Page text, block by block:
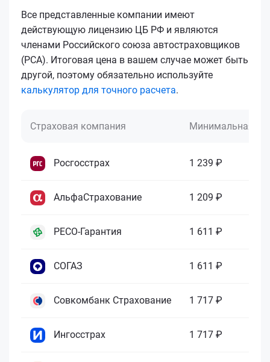
Все представленные компании имеют
действующую лицензию ЦБ РФ и являются
членами Российского союза автостраховщиков
(РСА). Итоговая цена в вашем случае может быть
другой, поэтому обязательно используйте
калькулятор для точного расчета.
Страховая компания Минимальная
Росгосстрах 1 239 ₽
АльфаСтрахование 1 209 ₽
РЕСО-Гарантия 1 611 ₽
СОГАЗ 1 611 ₽
Совкомбанк Страхование 1 717 ₽
Ингосстрах 1 717 ₽